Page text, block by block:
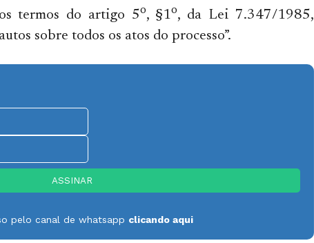
termos do artigo 5o, §1o, da Lei 7.347/1985,
sobre todos os atos do processo”.
pelo canal de whatsapp clicando aqui